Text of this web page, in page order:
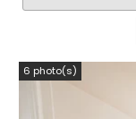
6 photo(s)